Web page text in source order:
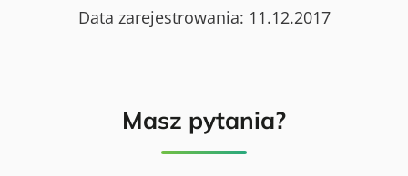
Data zarejestrowania: 11.12.2017
Masz pytania?